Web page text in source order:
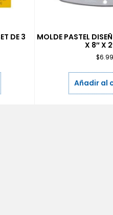
DE 3
MOLDE PASTEL
X 8″ X
$
Añadir al